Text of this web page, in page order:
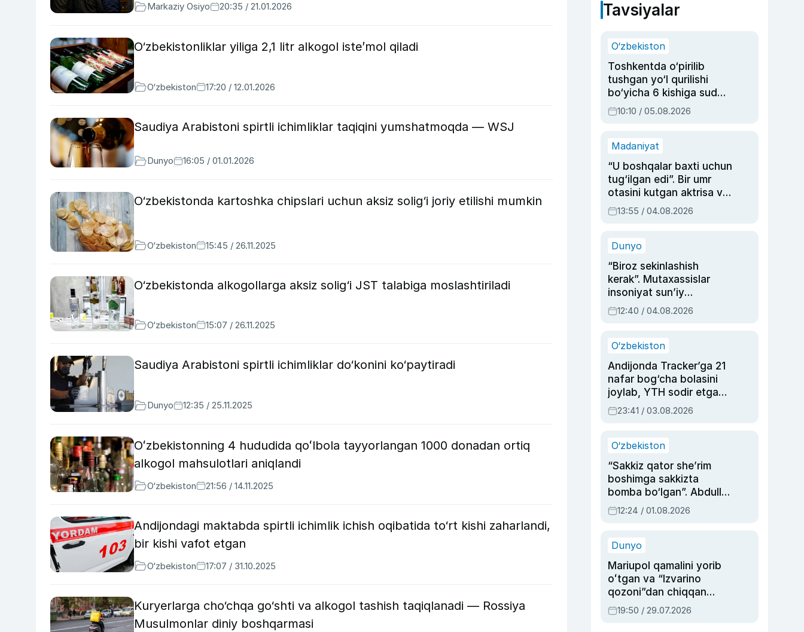
Markaziy Osiyo 20:35 / 21.01.2026
O‘zbekistonliklar yiliga 2,1 litr alkogol iste’mol qiladi
O‘zbekiston 17:20 / 12.01.2026
Saudiya Arabistoni spirtli ichimliklar taqiqini yumshatmoqda — WSJ
Dunyo 16:05 / 01.01.2026
O‘zbekistonda kartoshka chipslari uchun aksiz solig‘i joriy etilishi mumkin
O‘zbekiston 15:45 / 26.11.2025
O‘zbekistonda alkogollarga aksiz solig‘i JST talabiga moslashtiriladi
O‘zbekiston 15:07 / 26.11.2025
Saudiya Arabistoni spirtli ichimliklar do‘konini ko‘paytiradi
Dunyo 12:35 / 25.11.2025
Oʻzbekistonning 4 hududida qoʻlbola tayyorlangan 1000 donadan ortiq
alkogol mahsulotlari aniqlandi
O‘zbekiston 21:56 / 14.11.2025
Andijondagi maktabda spirtli ichimlik ichish oqibatida to‘rt kishi zaharlandi,
bir kishi vafot etgan
O‘zbekiston 17:07 / 31.10.2025
Kuryerlarga cho‘chqa go‘shti va alkogol tashish taqiqlanadi — Rossiya
Musulmonlar diniy boshqarmasi
Tavsiyalar
O‘zbekiston
Toshkentda o‘pirilib
tushgan yo‘l qurilishi
bo‘yicha 6 kishiga sud
hukmi o‘qildi
10:10 / 05.08.2026
Madaniyat
“U boshqalar baxti uchun
tug‘ilgan edi”. Bir umr
otasini kutgan aktrisa va
dublyaj ustasi Rimma
Ahmedovaning
13:55 / 04.08.2026
Dunyo
“Biroz sekinlashish
kerak”. Mutaxassislar
insoniyat sun’iy
intellektni boshqara
olmay qolishidan xavotir
12:40 / 04.08.2026
O‘zbekiston
Andijonda Tracker’ga 21
nafar bog‘cha bolasini
joylab, YTH sodir etgan
ayolga sud hukmi o‘qildi
23:41 / 03.08.2026
O‘zbekiston
“Sakkiz qator she’rim
boshimga sakkizta
bomba bo‘lgan”. Abdulla
Oripovni siyosiy
ayblovlardan asrab
12:24 / 01.08.2026
Dunyo
Mariupol qamalini yorib
oʻtgan va “Izvarino
qozoni”dan chiqqan
qahramon — Ukraina
armiyasi bosh
19:50 / 29.07.2026